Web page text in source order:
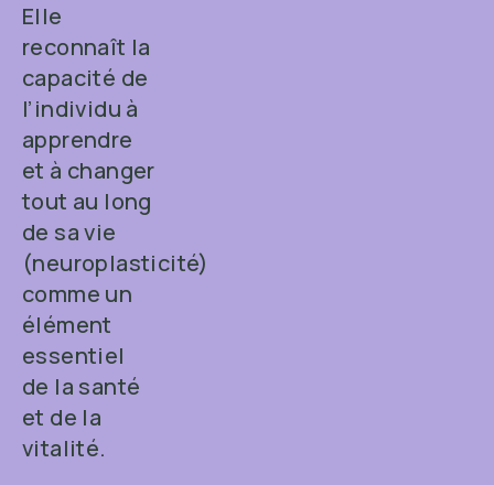
Elle
reconnaît la
capacité de
l’individu à
apprendre
et à changer
tout au long
de sa vie
(neuroplasticité)
comme un
élément
essentiel
de la santé
et de la
vitalité.